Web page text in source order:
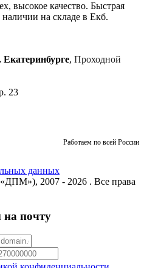
высокое качество. Быстрая
наличии на складе в Екб.
, Проходной
23
Работаем по всей России
данных
2007 - 2026 . Все права
почту